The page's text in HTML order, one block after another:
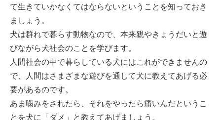
て生きていかなくてはならないということを知っておき
ましょう。
犬は群れで暮らす動物なので、本来親やきょうだいと遊
びながら犬社会のことを学びます。
人間社会の中で暮らしている犬にはこれができませんの
で、人間はさまざまな遊びを通して犬に教えてあげる必
要があるのです。
あま噛みをされたら、それをやったら痛いんだというこ
とを犬に「ダメ」と教えてあげましょう。